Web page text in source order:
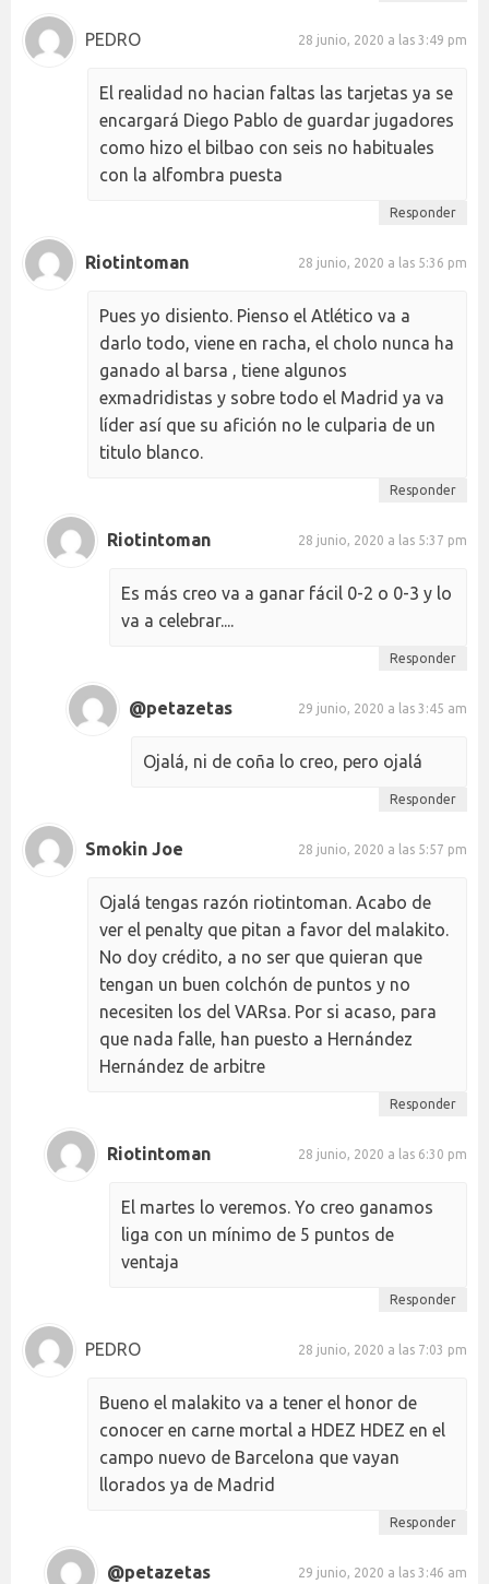
PEDRO 28 junio, 2020 a las 3:49 pm
El realidad no hacian faltas las tarjetas ya se
encargará Diego Pablo de guardar jugadores
como hizo el bilbao con seis no habituales
con la alfombra puesta
Responder
Riotintoman 28 junio, 2020 a las 5:36 pm
Pues yo disiento. Pienso el Atlético va a
darlo todo, viene en racha, el cholo nunca ha
ganado al barsa , tiene algunos
exmadridistas y sobre todo el Madrid ya va
líder así que su afición no le culparia de un
titulo blanco.
Responder
Riotintoman 28 junio, 2020 a las 5:37 pm
Es más creo va a ganar fácil 0-2 o 0-3 y lo
va a celebrar....
Responder
@petazetas 29 junio, 2020 a las 3:45 am
Ojalá, ni de coña lo creo, pero ojalá
Responder
Smokin Joe 28 junio, 2020 a las 5:57 pm
Ojalá tengas razón riotintoman. Acabo de
ver el penalty que pitan a favor del malakito.
No doy crédito, a no ser que quieran que
tengan un buen colchón de puntos y no
necesiten los del VARsa. Por si acaso, para
que nada falle, han puesto a Hernández
Hernández de arbitre
Responder
Riotintoman 28 junio, 2020 a las 6:30 pm
El martes lo veremos. Yo creo ganamos
liga con un mínimo de 5 puntos de
ventaja
Responder
PEDRO 28 junio, 2020 a las 7:03 pm
Bueno el malakito va a tener el honor de
conocer en carne mortal a HDEZ HDEZ en el
campo nuevo de Barcelona que vayan
llorados ya de Madrid
Responder
@petazetas 29 junio, 2020 a las 3:46 am